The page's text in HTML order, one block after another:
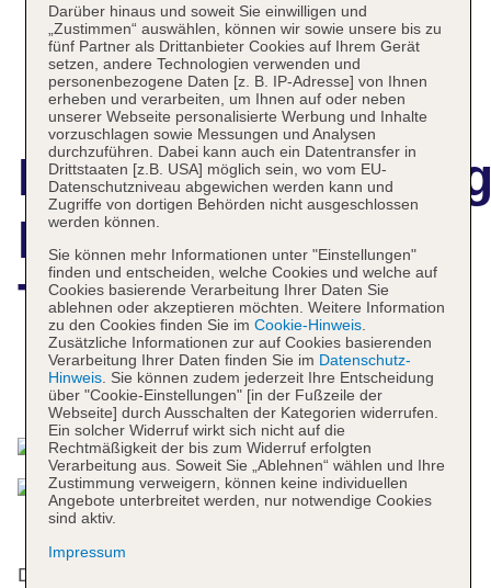
Protea Hotel Cape
Town Mowbray
Das bietet Ihre Unterkunft
Das Hotel mit einem Aufzug verfügt über 70
Darüber hinaus und soweit Sie einwilligen und
„Zustimmen“ auswählen, können wir sowie unsere bis zu
fünf Partner als Drittanbieter Cookies auf Ihrem Gerät
setzen, andere Technologien verwenden und
personenbezogene Daten [z. B. IP-Adresse] von Ihnen
erheben und verarbeiten, um Ihnen auf oder neben
unserer Webseite personalisierte Werbung und Inhalte
vorzuschlagen sowie Messungen und Analysen
durchzuführen. Dabei kann auch ein Datentransfer in
Drittstaaten [z.B. USA] möglich sein, wo vom EU-
Datenschutzniveau abgewichen werden kann und
Zugriffe von dortigen Behörden nicht ausgeschlossen
werden können.
Sie können mehr Informationen unter "Einstellungen"
finden und entscheiden, welche Cookies und welche auf
Cookies basierende Verarbeitung Ihrer Daten Sie
ablehnen oder akzeptieren möchten. Weitere Information
zu den Cookies finden Sie im Cookie-Hinweis.
Zusätzliche Informationen zur auf Cookies basierenden
Verarbeitung Ihrer Daten finden Sie im Datenschutz-
Hinweis. Sie können zudem jederzeit Ihre Entscheidung
über "Cookie-Einstellungen" [in der Fußzeile der
Webseite] durch Ausschalten der Kategorien widerrufen.
Ein solcher Widerruf wirkt sich nicht auf die
Rechtmäßigkeit der bis zum Widerruf erfolgten
Verarbeitung aus. Soweit Sie „Ablehnen“ wählen und Ihre
Zustimmung verweigern, können keine individuellen
Angebote unterbreitet werden, nur notwendige Cookies
sind aktiv.
Impressum